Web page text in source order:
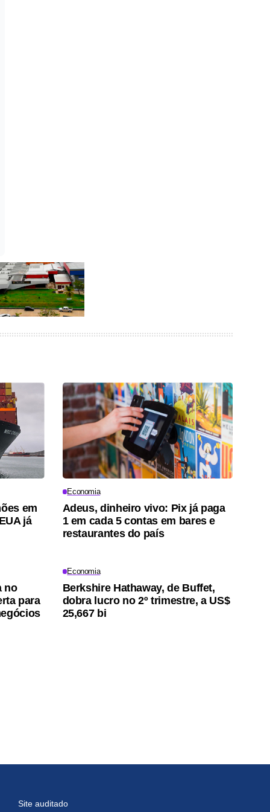
em
já
Economia
Adeus, dinheiro vivo: Pix já paga
1 em cada 5 contas em bares e
restaurantes do país
no
para
Economia
Berkshire Hathaway, de Buffet,
dobra lucro no 2º trimestre, a US$
25,667 bi
Site auditado